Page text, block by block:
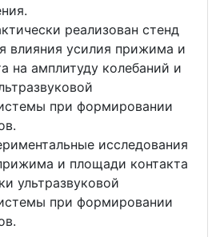
реализован стенд
влияния усилия прижима и
на амплитуду колебаний и
при формировании
исследования
и площади контакта
ультразвуковой
при формировании